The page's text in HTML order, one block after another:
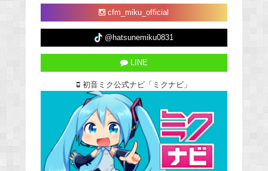
cfm_miku_official
@hatsunemiku0831
LINE
初音ミク公式ナビ「ミクナビ」